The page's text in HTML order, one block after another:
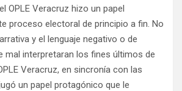
OPLE Veracruz hizo un papel
proceso electoral de principio a fin. No
y el lenguaje negativo o de
mal interpretaran los fines últimos de
Veracruz, en sincronía con las
un papel protagónico que le